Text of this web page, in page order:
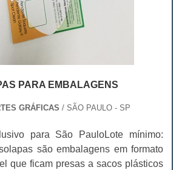
PARA EMBALAGENS
GRÁFICAS / SÃO PAULO - SP
para São PauloLote mínimo:
são embalagens em formato
que ficam presas a sacos plásticos